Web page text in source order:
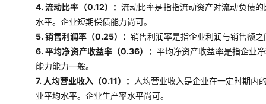
4. 流动比率（0.12）：流动比率是指指流动资产对流动负债
水平。企业短期偿债能力尚可。
5. 销售利润率（0.25）： 销售利润率是指企业利润与销售额
6. 平均净资产收益率（0.36）： 平均净资产收益率是指企业
能力能力一般。
7. 人均营业收入（0.11）：
人均营业收入是企业在一定时期内
业平均水平。企业生产率水平尚可。